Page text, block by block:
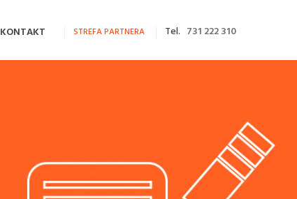
KONTAKT Tel. 731 222 310
STREFA PARTNERA